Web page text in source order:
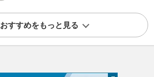
おすすめをもっと見る